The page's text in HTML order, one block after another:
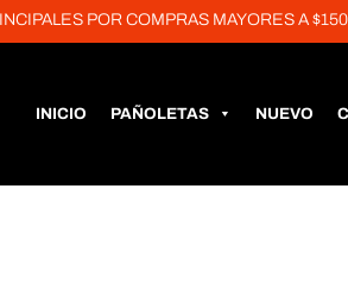
POR COMPRAS MAYORES A
INICIO PAÑOLETAS NUEVO